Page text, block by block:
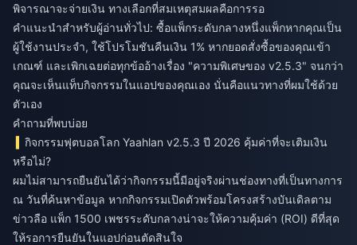
พิจารณาจะจ่ายเงิน ทางเลือกที่สมเหตุสมผลคือการรอ
คำแนะนำสำหรับผู้อ่านทั่วไป: ซื้อแพ็กระดับกลางหนึ่งแพ็กหากคุณเป็น
ผู้ใช้งานประจำ, ใช้โปรโมชันคืนเงิน 1% หากยอดสั่งซื้อของคุณเข้า
เกณฑ์ และเพิกเฉยต่อทุกข้ออ้างเรื่อง "ความพิเศษของ v2.5.3" จนกว่า
คุณจะเห็นแท็บกิจกรรมในแอปของคุณเอง นั่นคือแนวทางที่ผมใช้ด้วย
ตัวเอง
คำถามที่พบบ่อย
กิจกรรมฟุตบอลโลก Yaahlan v2.5.3 ปี 2026 คุ้มค่าที่จะเติมเงิน
หรือไม่?
ผมไม่สามารถยืนยันได้ว่ากิจกรรมนี้มีอยู่จริงผ่านช่องทางที่เป็นทางการ
ณ วันที่ค้นหาข้อมูล หากกิจกรรมเปิดตัวพร้อมโครงสร้างบันเดิลตาม
ข่าวลือ แพ็ก 1500 เพชรระดับกลางน่าจะให้ความคุ้มค่า (ROI) ดีที่สุด
ให้รอการยืนยันในแอปก่อนตัดสินใจ